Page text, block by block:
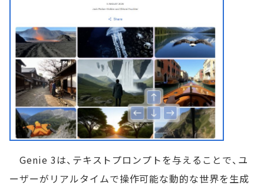
Genie 3は、テキストプロンプトを与えることで、ユ
ーザーがリアルタイムで操作可能な動的な世界を生成